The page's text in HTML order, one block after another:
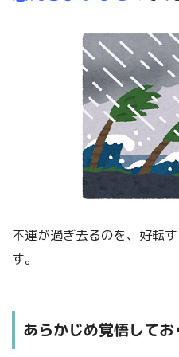
不運が過ぎ去るのを、好転
す。
あらかじめ覚悟してお